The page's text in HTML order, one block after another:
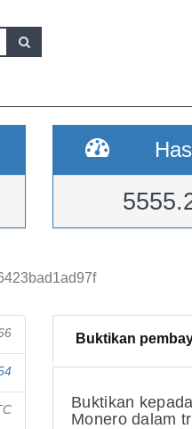
Buktikan
Buktikan
Monero dalam